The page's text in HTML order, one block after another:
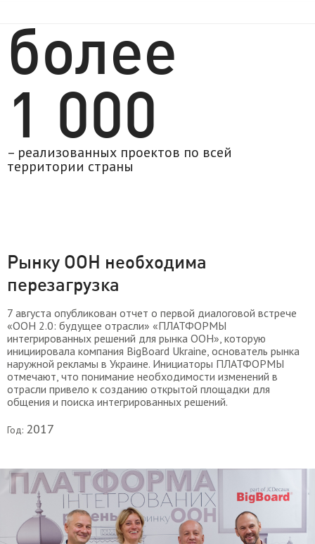
более
1 000
– реализованных проектов по всей
территории страны
Рынку ООН необходима
перезагрузка
7 августа опубликован отчет о первой диалоговой встрече
«ООН 2.0: будущее отрасли» «ПЛАТФОРМЫ
интегрированных решений для рынка ООН», которую
инициировала компания BigBoard Ukraine, основатель рынка
наружной рекламы в Украине. Инициаторы ПЛАТФОРМЫ
отмечают, что понимание необходимости изменений в
отрасли привело к созданию открытой площадки для
общения и поиска интегрированных решений.
Год: 2017